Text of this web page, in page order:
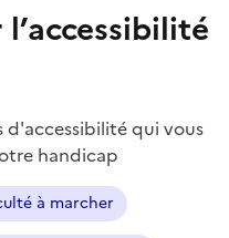
qui vous
handicap
à marcher